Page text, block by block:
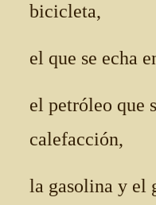
bicicleta,
el que se echa
el petróleo que
calefacción,
la gasolina y el